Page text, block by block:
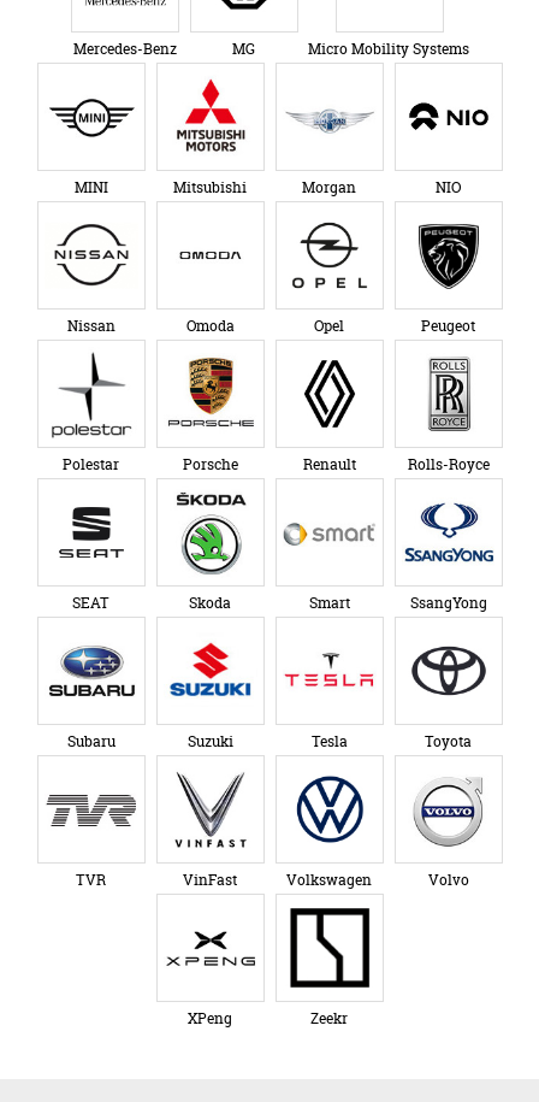
Mercedes-Benz MG Micro Mobility Systems
MINI Mitsubishi Morgan NIO
Nissan Omoda Opel Peugeot
Polestar Porsche Renault Rolls-Royce
SEAT Skoda Smart SsangYong
Subaru Suzuki Tesla Toyota
TVR VinFast Volkswagen Volvo
XPeng Zeekr